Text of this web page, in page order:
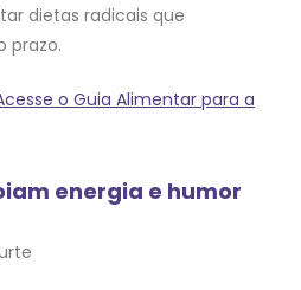
dietas radicais que
prazo.
o Guia Alimentar para a
energia e humor